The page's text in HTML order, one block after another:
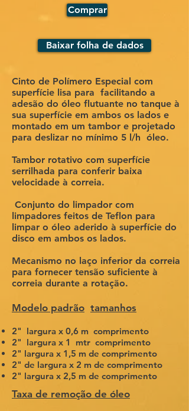
Comprar
Baixar folha de dados
Cinto de Polímero Especial com
superfície lisa para facilitando a
adesão do óleo flutuante no tanque à
sua superfície em ambos os lados e
montado em um tambor e projetado
para deslizar no mínimo 5 l/h óleo.
Tambor rotativo com superfície
serrilhada para conferir baixa
velocidade à correia.
Conjunto do limpador com
limpadores feitos de Teflon para
limpar o óleo aderido à superfície do
disco em ambos os lados.
Mecanismo no laço inferior da correia
para fornecer tensão suficiente à
correia durante a rotação.
Modelo padrão tamanhos
2" largura x 0,6 m comprimento
2" largura x 1 mtr comprimento
2" largura x 1,5 m de comprimento
2" de largura x 2 m de comprimento
2" largura x 2,5 m de comprimento
Taxa de remoção de óleo